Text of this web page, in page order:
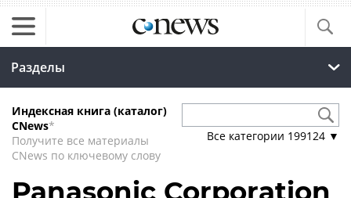
Разделы
Индексная книга (каталог)
CNews*
Получите все материалы
CNews по ключевому слову
Все категории 199124 ▼